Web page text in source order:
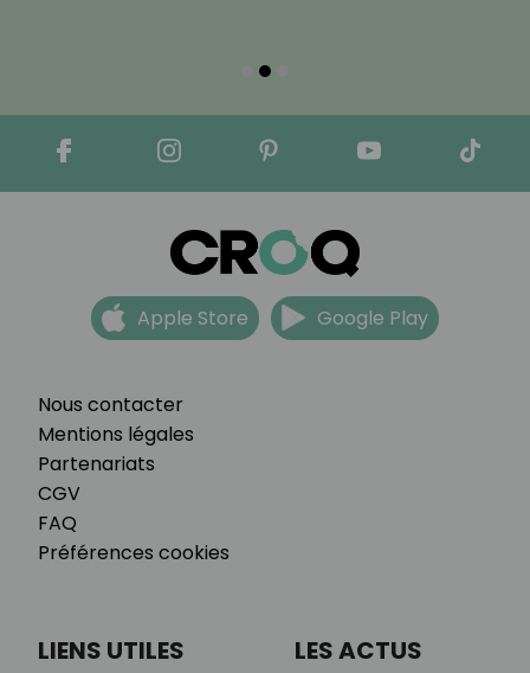
Nous contacter
Mentions légales
Partenariats
CGV
FAQ
Préférences cookies
Apple Store Google Play
LIENS UTILES LES ACTUS